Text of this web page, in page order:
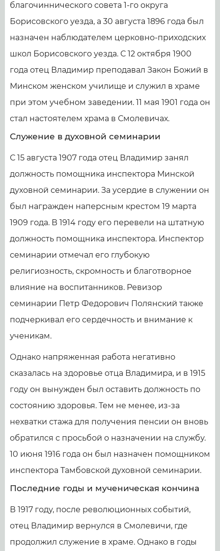
благочиннического совета 1-го округа
Борисовского уезда, а 30 августа 1896 года был
назначен наблюдателем церковно-приходских
школ Борисовского уезда. С 12 октября 1900
года отец Владимир преподавал Закон Божий в
Минском женском училище и служил в храме
при этом учебном заведении. 11 мая 1901 года он
стал настоятелем храма в Смолевичах.
Служение в духовной семинарии
С 15 августа 1907 года отец Владимир занял
должность помощника инспектора Минской
духовной семинарии. За усердие в служении он
был награжден наперсным крестом 19 марта
1909 года. В 1914 году его перевели на штатную
должность помощника инспектора. Инспектор
семинарии отмечал его глубокую
религиозность, скромность и благотворное
влияние на воспитанников. Ревизор
семинарии Петр Федорович Полянский также
подчеркивал его сердечность и внимание к
ученикам.
Однако напряженная работа негативно
сказалась на здоровье отца Владимира, и в 1915
году он вынужден был оставить должность по
состоянию здоровья. Тем не менее, из-за
нехватки стажа для получения пенсии он вновь
обратился с просьбой о назначении на службу.
10 июня 1916 года он был назначен помощником
инспектора Тамбовской духовной семинарии.
Последние годы и мученическая кончина
В 1917 году, после революционных событий,
отец Владимир вернулся в Смолевичи, где
продолжил служение в храме. Однако в годы